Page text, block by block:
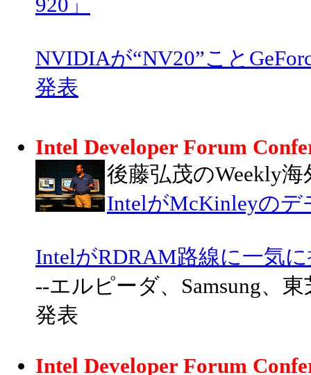
920」
NVIDIAが“NV20”こと
発表
Intel Developer Forum
後藤弘茂のWeekly
IntelがMcKinleyのデ
IntelがRDRAM路線に一気
--エルピーダ、Samsung、
発表
Intel Developer Forum